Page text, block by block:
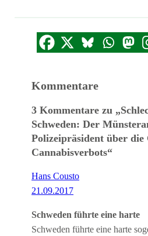
Kommentare
3 Kommentare zu
Schweden: Der
Polizeipräsident über die
Cannabisverbots“
Hans Cousto
21.09.2017
Schweden führte eine harte
Schweden führte eine harte